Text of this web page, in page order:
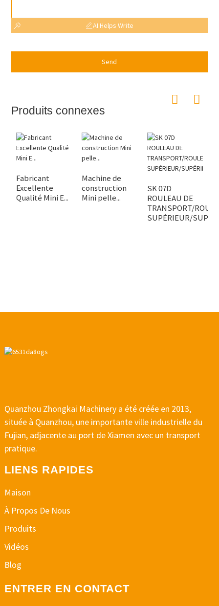
AI Helps Write
Send
Produits connexes
Fabricant
Excellente
Qualité Mini E...
Machine de
construction
Mini pelle...
SK 07D
ROULEAU DE
TRANSPORT/
SUPÉRIEUR/
Quanzhou Zhongkai Machinery a été créée en 2013,
située à Quanzhou, une importante ville industrielle du
Fujian, adjacente au port de Xiamen avec un transport
pratique.
LIENS RAPIDES
Maison
À Propos De Nous
Produits
Vidéos
Blog
ENTRER EN CONTACT